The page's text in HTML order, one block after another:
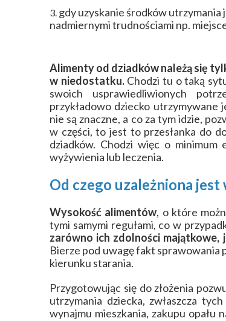
gdy uzyskanie środków utrzymania
nadmiernymi trudnościami np.
Alimenty od dziadków należą się
w niedostatku.Chodzi tu o taką
swoich usprawiedliwionych
przykładowo dziecko utrzymywane
nie są znaczne, a co za tym idzie,
w części, to jest to przesłanka do
dziadków. Chodzi więc o
wyżywienia lub leczenia.
Od czego uzależniona
Wysokość alimentów, o które
tymi samymi regułami, co w
zarówno ich zdolności
Bierze pod uwagę fakt sprawowania
kierunku starania.
Przygotowując się do złożenia
utrzymania dziecka, zwłaszcza
wynajmu mieszkania, zakupu opału